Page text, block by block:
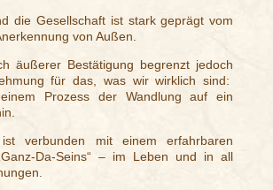
die Gesellschaft ist stark geprägt vom
von Außen.
äußerer Bestätigung begrenzt jedoch
für das, was wir wirklich sind:
Prozess der Wandlung auf ein
ist verbunden mit einem erfahrbaren
Da-Seins“ – im Leben und in all